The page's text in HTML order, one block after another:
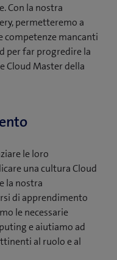
Con la nostra
permetteremo a
competenze mancanti
per far progredire la
Cloud Master della
le loro
una cultura Cloud
la nostra
di apprendimento
le necessarie
e aiutiamo ad
al ruolo e al